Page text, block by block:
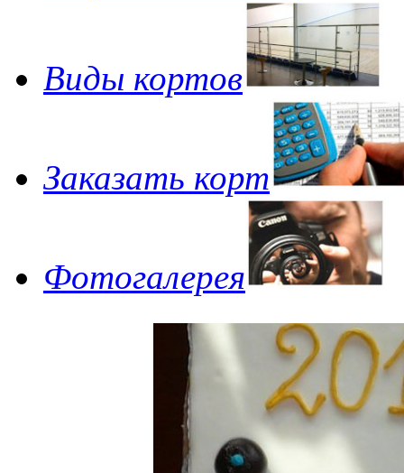
Виды кортов
Заказать корт
Фотогалерея